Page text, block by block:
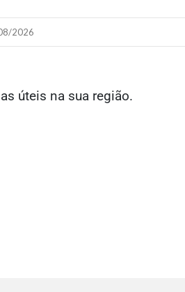
2026
úteis na sua região.